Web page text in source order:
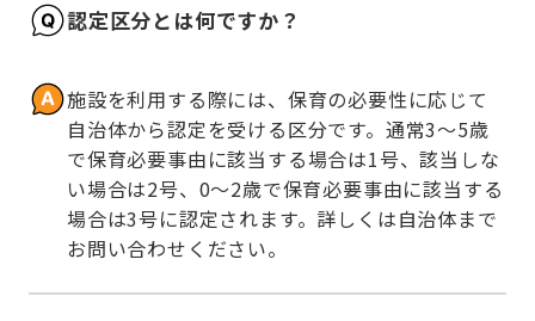
認定区分とは何ですか？
施設を利用する際には、保育の必要性に応じて
自治体から認定を受ける区分です。通常3～5歳
で保育必要事由に該当する場合は1号、該当しな
い場合は2号、0～2歳で保育必要事由に該当する
場合は3号に認定されます。詳しくは自治体まで
お問い合わせください。